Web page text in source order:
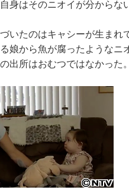
身はそのニオイが分からな
いたのはキャシーが生まれ
娘から魚が腐ったようなニ
出所はおむつではなかった。